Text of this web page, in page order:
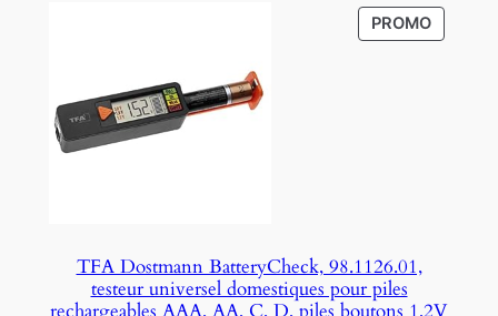
PROMOP
R
TFA Dostmann BatteryCheck, 98.1126.01,
testeur universel domestiques pour piles
rechargeables AAA, AA, C, D, piles boutons 1,2V